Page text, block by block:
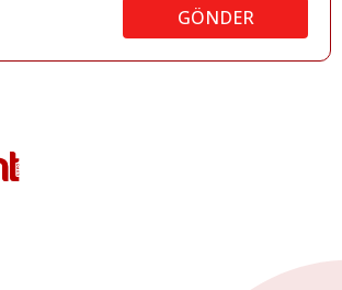
GÖNDER